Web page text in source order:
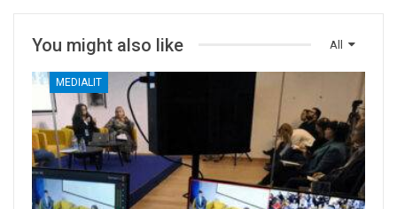
All
You might also like
MEDIALIT